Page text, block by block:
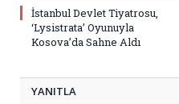
İstanbul Devlet Tiyatrosu,
‘Lysistrata’ Oyunuyla
Kosova’da Sahne Aldı
YANITLA